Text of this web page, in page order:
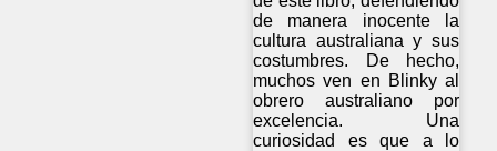
de manera inocente la
cultura australiana y sus
costumbres. De hecho,
muchos ven en Blinky al
obrero australiano por
excelencia. Una
curiosidad es que a lo